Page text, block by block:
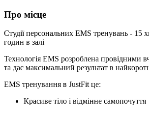
Про місце
Студії персональних EMS тренувань - 15
годин в залі
Технологія EMS розроблена провідними
та дає максимальний результат в
EMS тренування в JustFit це:
Красиве тіло і відмінне самопочуття